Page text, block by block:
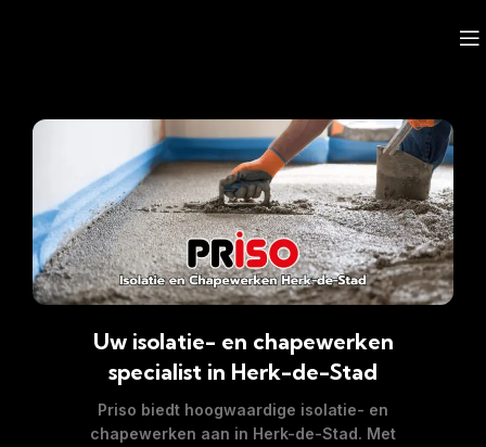
Uw isolatie- en chapewerken
specialist in Herk-de-Stad
Priso biedt hoogwaardige isolatie- en
chapewerken aan in Herk-de-Stad. Met